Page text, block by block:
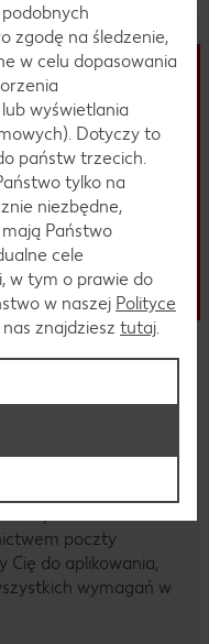
pracy? W takim
obowiązkowy.
szybką informację
poczty
Cię do aplikowania,
wymagań w
zgodę na śledzenie,
w celu dopasowania
wyświetlania
Dotyczy to
państw trzecich.
tylko na
niezbędne,
Państwo
cele
w tym o prawie do
w naszej Polityce
znajdziesz tutaj